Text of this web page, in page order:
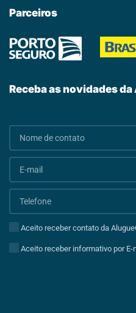
Parceiros
Receba as novidades
Aceito receber contato da
Aceito receber informativo por E-